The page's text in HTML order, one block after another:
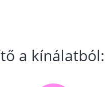
a kínálatból: